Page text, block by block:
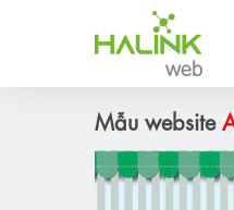
Mẫu website